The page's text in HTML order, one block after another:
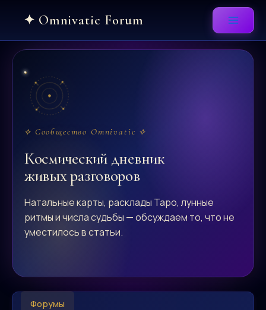
content
⟡ Сообщество Omnivatic ⟡
Космический дневник
живых разговоров
Натальные карты, расклады Таро, лунные
ритмы и числа судьбы — обсуждаем то, что не
уместилось в статьи.
Форумы